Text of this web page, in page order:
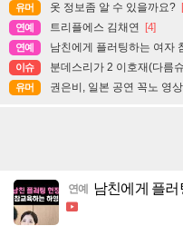
유머 옷 정보좀 알 수 있을까요?
연예 트리플에스 김채연 [4]
연예 남친에게 플러팅하는 여자
이슈 분데스리가 2 이호재(다름
유머 권은비, 일본 공연 꼭노 영상
연예 남친에게 플